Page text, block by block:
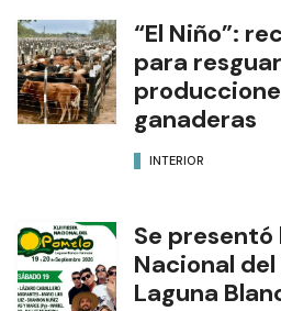
“El Niño”:
para
ganaderas
INTERIOR
Se presentó
Nacional del
Laguna